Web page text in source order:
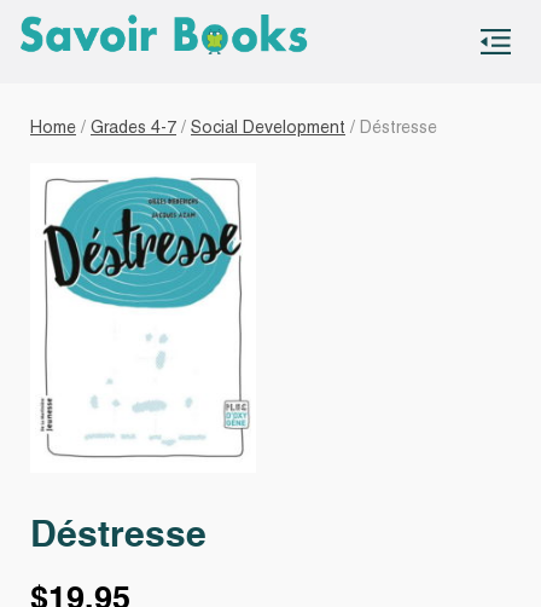
Home / Grades 4-7 / Social Development / Déstresse
Déstresse
$19.95